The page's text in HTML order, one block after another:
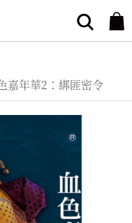
嘉年華2：綁匪密令